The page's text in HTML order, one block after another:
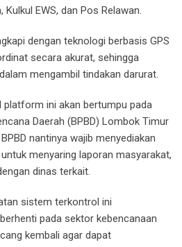
Kulkul EWS, dan Pos Relawan.
dengan teknologi berbasis GPS
secara akurat, sehingga
mengambil tindakan darurat.
platform ini akan bertumpu pada
Daerah (BPBD) Lombok Timur
nantinya wajib menyediakan
menyaring laporan masyarakat,
dinas terkait.
sistem terkontrol ini
pada sektor kebencanaan
kembali agar dapat